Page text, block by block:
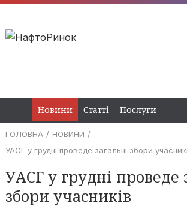
Новини Статті Послуги
ГОЛОВНА
НОВИНИ
УАСГ у грудні проведе загальні збори
УАСГ у грудні проведе
збори учасників